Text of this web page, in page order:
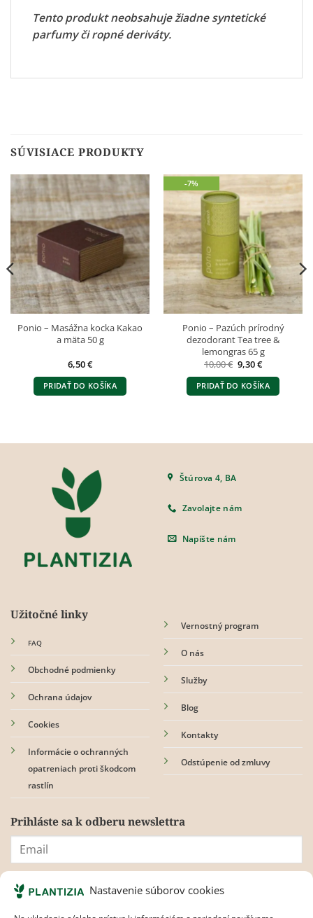
Nastavenie súborov cookies
Tento produkt neobsahuje žiadne syntetické
parfumy či ropné deriváty.
SÚVISIACE PRODUKTY
Ponio – Masážna kocka Kakao
a mäta 50 g
6,50€
PRIDAŤ DO KOŠÍKA
-7%
Ponio – Pazúch prírodný
dezodorant Tea tree &
lemongras 65 g
10,00€ Pôvodná
bola:
10,00 €.
9,30€Aktuálna
je:
9,30 €.
PRIDAŤ DO KOŠÍKA
Štúrova 4, BA
Zavolajte nám
Napíšte nám
Užitočné linky
FAQ
Obchodné podmienky
Ochrana údajov
Cookies
Informácie o ochranných
opatreniach proti škodcom
rastlín
Vernostný program
O nás
Služby
Blog
Kontakty
Odstúpenie od zmluvy
Prihláste sa k odberu newslettra
Súhlasím s pravidlami ochrany osobných údajov.